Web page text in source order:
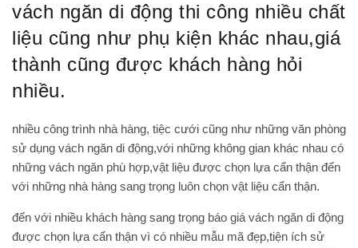
vách ngăn di động thi công nhiều chất
liệu cũng như phụ kiện khác nhau,giá
thành cũng được khách hàng hỏi
nhiều.
nhiều công trình nhà hàng, tiệc cưới cũng như những văn phòng
sử dụng vách ngăn di động,với những không gian khác nhau có
những vách ngăn phù hợp,vật liệu được chọn lựa cẩn thận đến
với những nhà hàng sang trọng luôn chọn vật liệu cẩn thận.
đến với nhiều khách hàng sang trọng báo giá vách ngăn di động
được chọn lựa cẩn thận vì có nhiều mẫu mã đẹp,tiện ích sử